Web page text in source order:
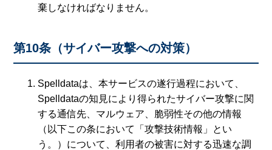
棄しなければなりません。
第10条（サイバー攻撃への対策）
Spelldataは、本サービスの遂行過程において、
Spelldataの知見により得られたサイバー攻撃に関
する通信先、マルウェア、脆弱性その他の情報
（以下この条において「攻撃技術情報」とい
う。）について、利用者の被害に対する迅速な調